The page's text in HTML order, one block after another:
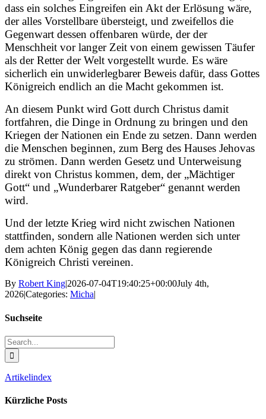
dass ein solches Eingreifen ein Akt der Erlösung wäre,
der alles Vorstellbare übersteigt, und zweifellos die
Gegenwart dessen offenbaren würde, der der
Menschheit vor langer Zeit von einem gewissen Täufer
als der Retter der Welt vorgestellt wurde. Es wäre
sicherlich ein unwiderlegbarer Beweis dafür, dass Gottes
Königreich endlich an die Macht gekommen ist.
An diesem Punkt wird Gott durch Christus damit
fortfahren, die Dinge in Ordnung zu bringen und den
Kriegen der Nationen ein Ende zu setzen. Dann werden
die Menschen beginnen, zum Berg des Hauses Jehovas
zu strömen. Dann werden Gesetz und Unterweisung
direkt von Christus kommen, dem, der „Mächtiger
Gott“ und „Wunderbarer Ratgeber“ genannt werden
wird.
Und der letzte Krieg wird nicht zwischen Nationen
stattfinden, sondern alle Nationen werden sich unter
dem achten König gegen das dann regierende
Königreich Christi vereinen.
By Robert King|2026-07-04T19:40:25+00:00July 4th,
2026|Categories: Micha|
Suchseite
Search
for:
Artikelindex
Kürzliche Posts